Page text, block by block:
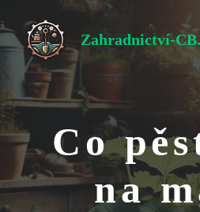
na
obsah
Zahradnictví-
Co
na